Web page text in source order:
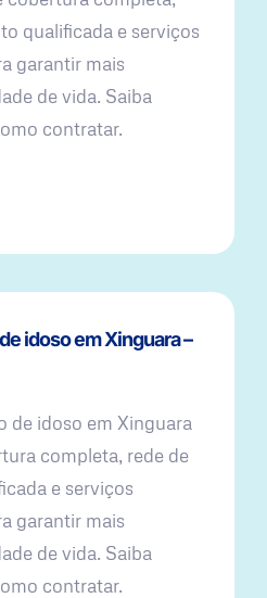
qualificada e serviços
garantir mais
de vida. Saiba
contratar.
idoso em Xinguara –
de idoso em Xinguara
completa, rede de
e serviços
garantir mais
de vida. Saiba
contratar.